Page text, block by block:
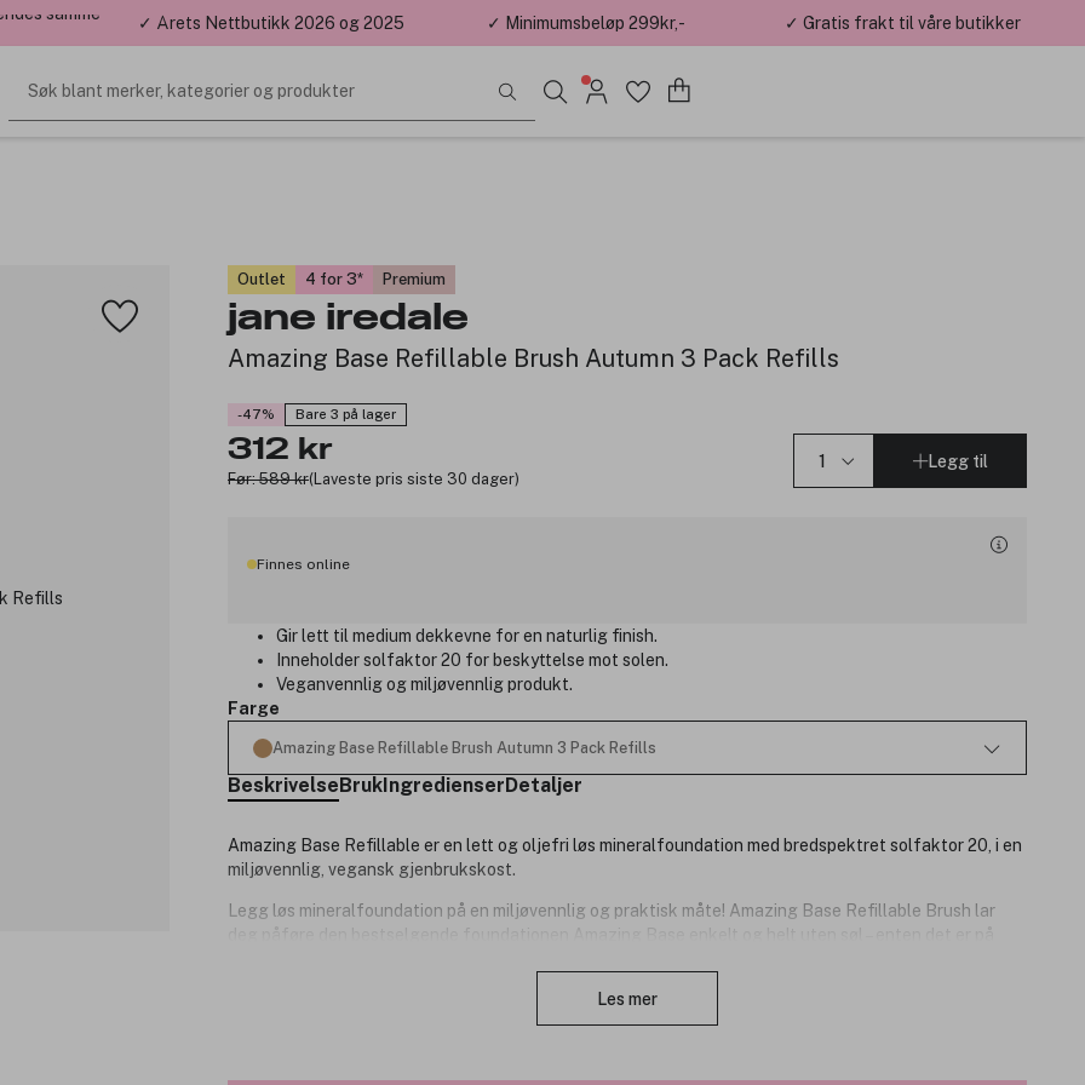
samme ✓ Årets Nettbutikk 2026 og 2025 ✓ Minimumsbeløp 299kr,- ✓ Gratis frakt til våre butikker
Søk blant merker, kategorier og produkter
Outlet 4 for 3 Premium
jane iredale
Amazing Base Refillable Brush Autumn 3 Pack Refills
-47% Bare 3 på lager
312 kr
Før: 589 kr(Laveste pris siste 30 dager)
Legg til
Finnes online
Gir lett til medium dekkevne for en naturlig finish.
Inneholder solfaktor 20 for beskyttelse mot solen.
Veganvennlig og miljøvennlig produkt.
Farge
Amazing Base Refillable Brush Autumn 3 Pack Refills
Beskrivelse Bruk Ingredienser Detaljer
Amazing Base Refillable er en lett og oljefri løs mineralfoundation med bredspektret solfaktor 20, i en
miljøvennlig, vegansk gjenbrukskost.
Legg løs mineralfoundation på en miljøvennlig og praktisk måte! Amazing Base Refillable Brush lar
4-i-1: foundation, concealer, pudder og SPF20/15.
Les mer